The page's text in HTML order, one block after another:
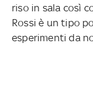
riso in sala così
Rossi è un tipo
esperimenti da